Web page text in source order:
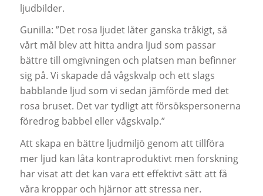
ljudbilder.
Gunilla: ”Det rosa ljudet låter ganska tråkigt, så
vårt mål blev att hitta andra ljud som passar
bättre till omgivningen och platsen man befinner
sig på. Vi skapade då vågskvalp och ett slags
babblande ljud som vi sedan jämförde med det
rosa bruset. Det var tydligt att försökspersonerna
föredrog babbel eller vågskvalp.”
Att skapa en bättre ljudmiljö genom att tillföra
mer ljud kan låta kontraproduktivt men forskning
har visat att det kan vara ett effektivt sätt att få
våra kroppar och hjärnor att stressa ner.